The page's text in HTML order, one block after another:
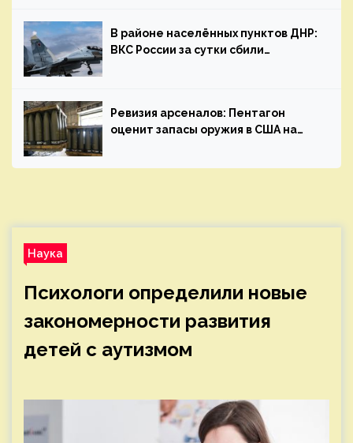
В районе населённых пунктов ДНР:
ВКС России за сутки сбили
Ревизия арсеналов: Пентагон
оценит запасы оружия в США на
Наука
Психологи определили новые
закономерности развития
детей с аутизмом